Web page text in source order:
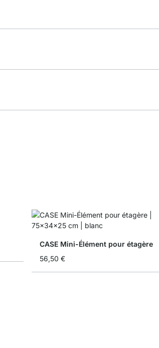
CASE Mini-Élément pour étagère
56,50 €